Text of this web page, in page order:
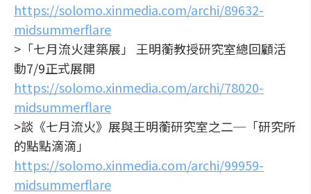
https://solomo.xinmedia.com/archi/89632-
midsummerflare
>「七月流火建築展」 王明蘅教授研究室總回顧活
動7/9正式展開
https://solomo.xinmedia.com/archi/78020-
midsummerflare
>談《七月流火》展與王明蘅研究室之二─「研究所
的點點滴滴」
https://solomo.xinmedia.com/archi/99959-
midsummerflare